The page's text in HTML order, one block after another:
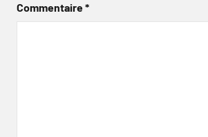
Commentaire*